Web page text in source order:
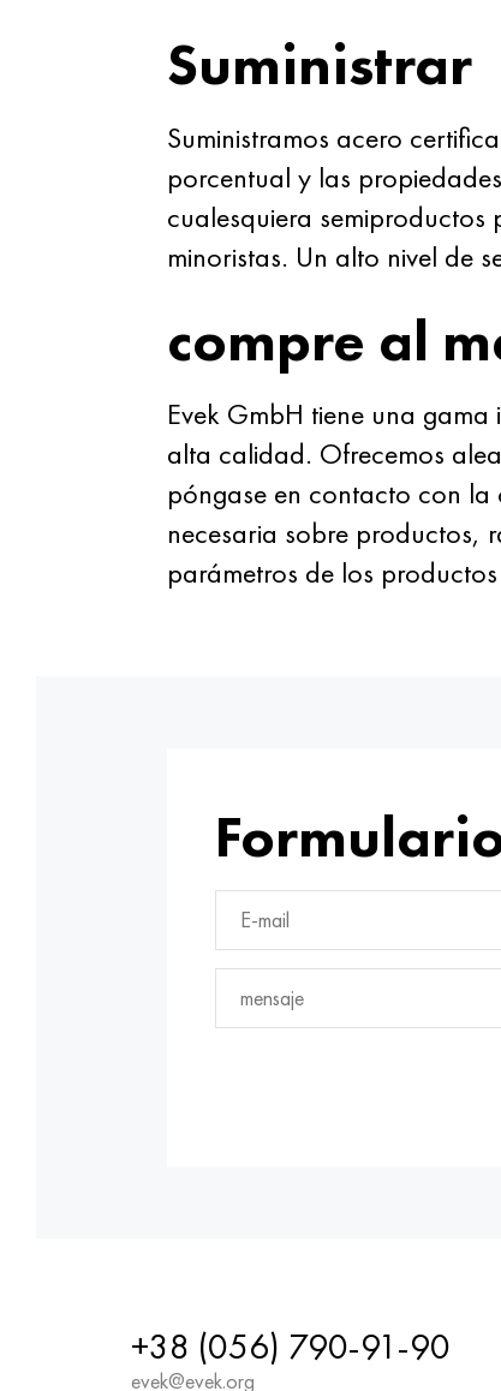
Suministrar
Suministramos acero
porcentual y las
cualesquiera
minoristas. Un alto nivel de
compre al
Evek GmbH tiene una
alta calidad. Ofrecemos
póngase en contacto con
necesaria sobre productos,
parámetros de los
+38 (056) 790-91-90
evek@evek.org